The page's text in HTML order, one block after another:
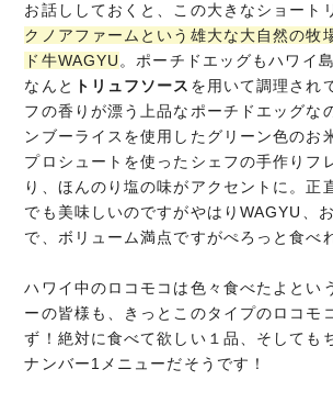
お話ししておくと、この大きなショート
クノアファームという雄大な大自然の牧
ド牛WAGYU 。ポーチドエッグもハワイ
なんと トリュフソース を用いて調理され
フの香りが漂う上品なポーチドエッグな
ンブーライスを使用したグリーン色のお
プロシュートを使ったシェフの手作りフ
り、ほんのり塩の味がアクセントに。正
でも美味しいのですがやはりWAGYU、
で、ボリューム満点ですがぺろっと食べ
ハワイ中のロコモコは色々食べたよとい
ーの皆様も、きっとこのタイプのロコモ
ず！絶対に食べて欲しい１品、そしても
ナンバー1メニューだそうです！